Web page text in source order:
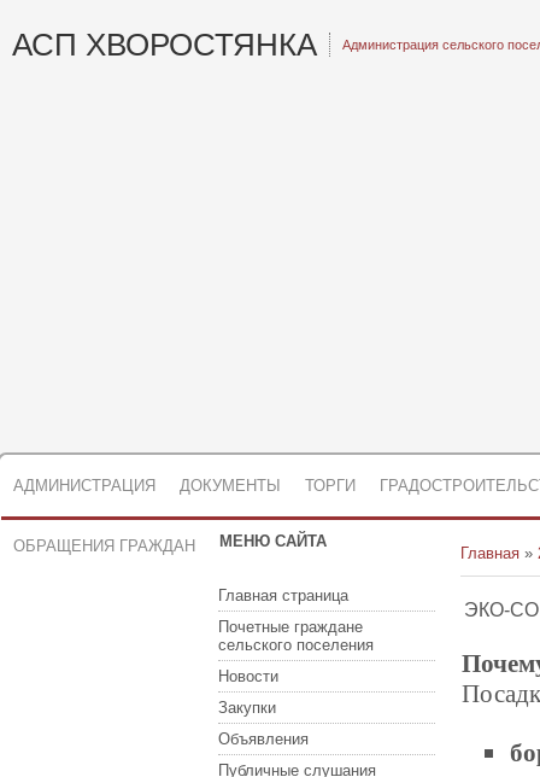
АСП ХВОРОСТЯНКА Администрация сельского
АДМИНИСТРАЦИЯ ДОКУМЕНТЫ ТОРГИ
ОБРАЩЕНИЯ ГРАЖДАН МЕНЮ САЙТА
Главная страница
Почетные граждане
сельского поселения
Новости
Закупки
Объявления
Публичные слушания
Главная »